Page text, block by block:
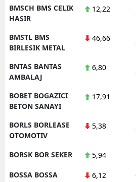
BMSCH BMS CELIK
HASIR
12,22
BMSTL BMS
BIRLESIK METAL
46,66
BNTAS BANTAS
AMBALAJ
6,80
BOBET BOGAZICI
BETON SANAYI
17,91
BORLS BORLEASE
OTOMOTIV
5,38
BORSK BOR SEKER 5,94
BOSSA BOSSA 6,12